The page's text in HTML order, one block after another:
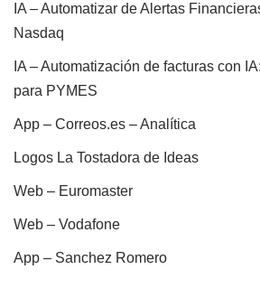
IA – Automatizar de Alertas
Nasdaq
IA – Automatización de facturas con
para PYMES
App – Correos.es – Analítica
Logos La Tostadora de Ideas
Web – Euromaster
Web – Vodafone
App – Sanchez Romero